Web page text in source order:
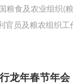
粮食及农业组织(
员及粮农组织工
龙年春节年